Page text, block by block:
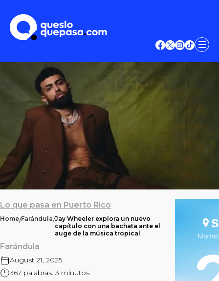
Lo que pasa en Puerto Rico
Home/Farándula/Jay Wheeler explora un nuevo
capítulo con una bachata ante el
auge de la música tropical
Farándula
August 21, 2025
367 palabras. 3 minutos